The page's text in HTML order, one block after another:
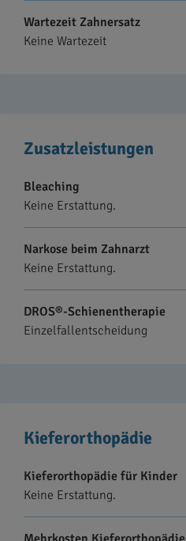
Wartezeit Zahnersatz
Keine Wartezeit
Zusatzleistungen
Bleaching
Keine Erstattung.
Narkose beim Zahnarzt
Keine Erstattung.
DROS®-Schienentherapie
Einzelfallentscheidung
Kieferorthopädie
Kieferorthopädie für Kinder
Keine Erstattung.